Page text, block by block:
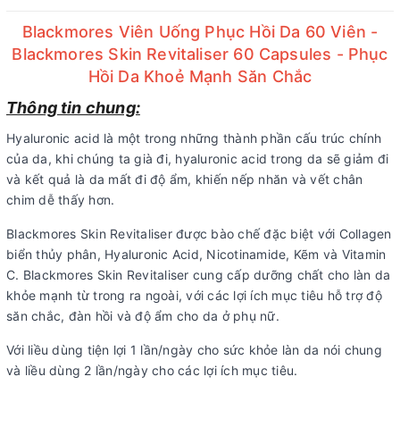
Blackmores Viên Uống Phục Hồi Da 60 Viên -
Blackmores Skin Revitaliser 60 Capsules - Phục
Hồi Da Khoẻ Mạnh Săn Chắc
Thông tin chung:
Hyaluronic acid là một trong những thành phần cấu trúc chính
của da, khi chúng ta già đi, hyaluronic acid trong da sẽ giảm đi
và kết quả là da mất đi độ ẩm, khiến nếp nhăn và vết chân
chim dễ thấy hơn.
Blackmores Skin Revitaliser được bào chế đặc biệt với Collagen
biển thủy phân, Hyaluronic Acid, Nicotinamide, Kẽm và Vitamin
C. Blackmores Skin Revitaliser cung cấp dưỡng chất cho làn da
khỏe mạnh từ trong ra ngoài, với các lợi ích mục tiêu hỗ trợ độ
săn chắc, đàn hồi và độ ẩm cho da ở phụ nữ.
Với liều dùng tiện lợi 1 lần/ngày cho sức khỏe làn da nói chung
và liều dùng 2 lần/ngày cho các lợi ích mục tiêu.